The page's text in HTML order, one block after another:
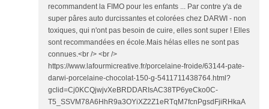
recommandent la FIMO pour les enfants ... Par contre y'a de
super pâres auto durcissantes et colorées chez DARWI - non
toxiques, qui n'ont pas besoin de cuire, elles sont super ! Elles
sont recommandées en école.Mais hélas elles ne sont pas
connues.<br /> <br />
https://www.lafourmicreative.fr/porcelaine-froide/63144-pate-
darwi-porcelaine-chocolat-150-g-5411711438764.html?
gclid=Cj0KCQjwjvXeBRDDARIsAC38TP6yeCko0C-
T5_SSVM78A6HhR9a3OYiXZ2Z1eRTqM7fcnPgsdFjiRHkaA